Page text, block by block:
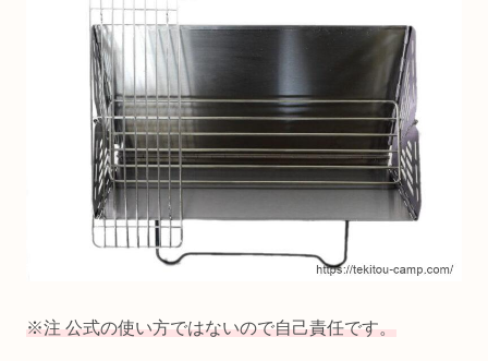
※注 公式の使い方ではないので自己責任です。